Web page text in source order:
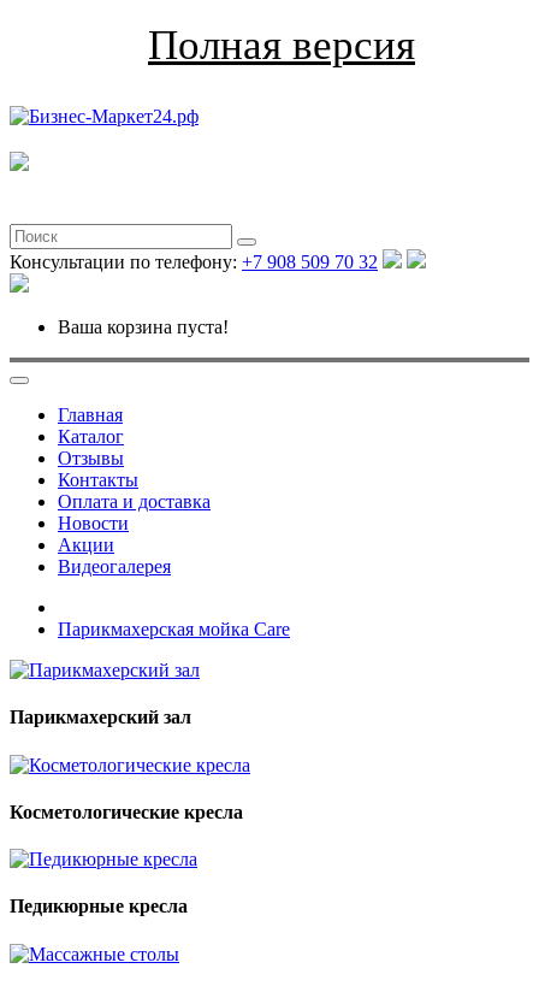
Полная версия
Консультации по телефону: +7 908 509 70 32
Ваша корзина пуста!
Главная
Каталог
Отзывы
Контакты
Оплата и доставка
Новости
Акции
Видеогалерея
Парикмахерская мойка Care
Парикмахерский зал
Косметологические кресла
Педикюрные кресла